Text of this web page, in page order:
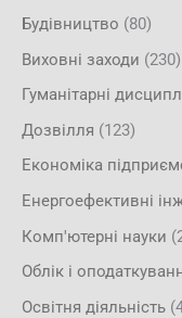
Будівництво (80)
Виховні заходи (230)
Гуманітарні
Дозвілля (123)
Економіка
Енергоефективні
Комп'ютерні науки
Облік і
Освітня діяльність